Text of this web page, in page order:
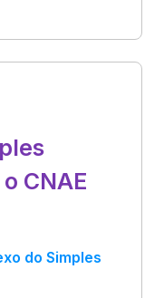
CNAE
do Simples